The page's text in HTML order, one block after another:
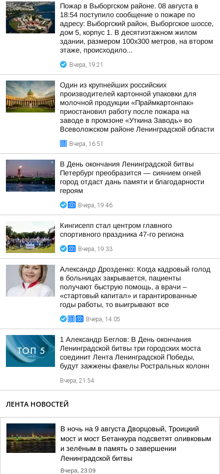
Пожар в Выборгском районе. 08 августа в
18:54 поступило сообщение о пожаре по
адресу: Выборгский район, Выборгское шоссе,
дом 5, корпус 1. В десятиэтажном жилом
здании, размером 100х300 метров, на втором
этаже, происходило...
Вчера, 19:21
Один из крупнейших российских
производителей картонной упаковки для
молочной продукции «Праймкартонпак»
приостановил работу после пожара на
заводе в промзоне «Уткина Заводь» во
Всеволожском районе Ленинградской области
Вчера, 16:51
В День окончания Ленинградской битвы
Петербург преобразится — сиянием огней
город отдаст дань памяти и благодарности
героям
Вчера, 19:46
Кингисепп стал центром главного
спортивного праздника 47-го региона
Вчера, 19:33
Александр Дрозденко: Когда кадровый голод
в больницах закрывается, пациенты
получают быструю помощь, а врачи –
«стартовый капитал» и гарантированные
годы работы, то выигрывают все
Вчера, 14:05
1 Александр Беглов: В День окончания
Ленинградской битвы три городских моста
соединит Лента Ленинградской Победы,
будут зажжены факелы Ростральных колонн
Вчера, 21:54
ЛЕНТА НОВОСТЕЙ
В ночь на 9 августа Дворцовый, Троицкий
мост и мост Бетанкура подсветят оливковым
и зелёным в память о завершении
Ленинградской битвы
Вчера, 23:09